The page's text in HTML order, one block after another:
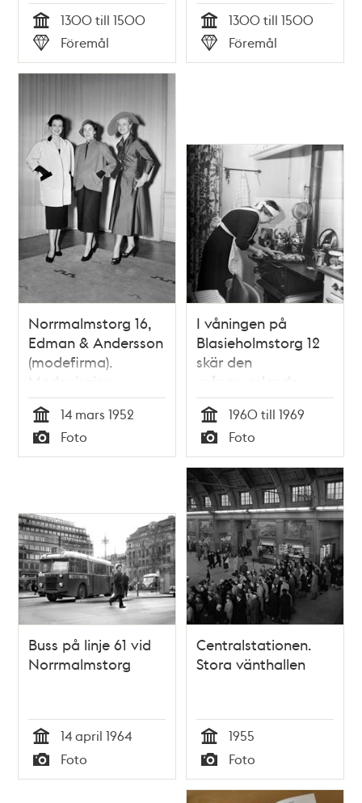
Tid
1300 till 1500
Typ
Föremål Tid
1300 till 1500
Typ
Föremål
Norrmalmstorg 16,
Edman & Andersson
(modefirma).
Modevisning
Tid
14 mars 1952
Typ
Foto
I våningen på
Blasieholmstorg 12
skär den
mångsysslande
journalistveteranen
Anna-Stina Alkmans
hembiträde upp
bullkransen, klädd i
reglementsenlig
klädsel.
Tid
1960 till 1969
Typ
Foto
Buss på linje 61 vid
Norrmalmstorg
Tid
14 april 1964
Typ
Foto
Centralstationen.
Stora vänthallen
Tid
1955
Typ
Foto